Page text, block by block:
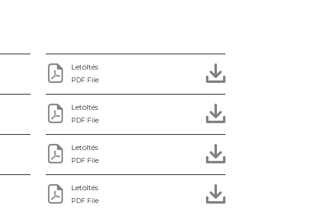
Letöltés
PDF File
Letöltés
PDF File
Letöltés
PDF File
Letöltés
PDF File